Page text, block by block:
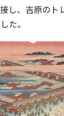
し、吉原の
た。